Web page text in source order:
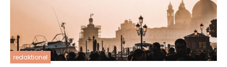
redaktionel